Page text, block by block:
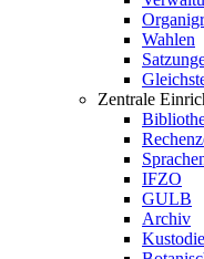
Wahlen
Zentrale
IFZO
GULB
Archiv
Kustodie